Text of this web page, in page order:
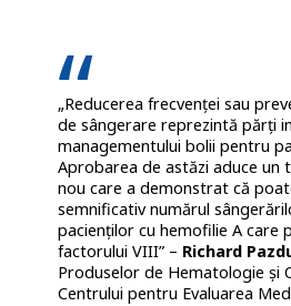
„Reducerea frecvenței sau
de sângerare reprezintă părți
managementului bolii pentru
Aprobarea de astăzi aduce
nou care a demonstrat că
semnificativ numărul
pacienților cu hemofilie A care
factorului VIII” – Richard
Produselor de Hematologie și
Centrului pentru Evaluarea